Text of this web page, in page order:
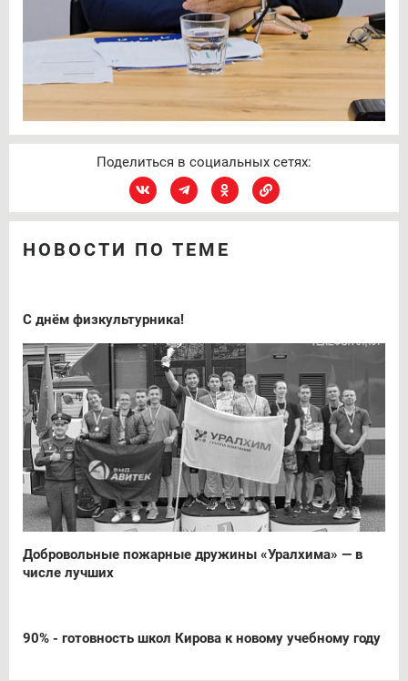
Поделиться в социальных сетях:
НОВОСТИ ПО ТЕМЕ
С днём физкультурника!
Добровольные пожарные дружины «Уралхима» — в
числе лучших
90% - готовность школ Кирова к новому учебному году